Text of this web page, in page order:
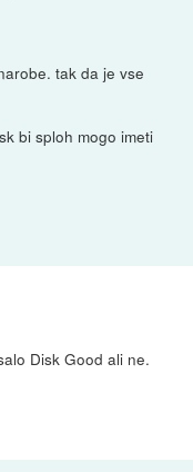
tak da je vse
bi sploh mogo imeti
Disk Good ali ne.